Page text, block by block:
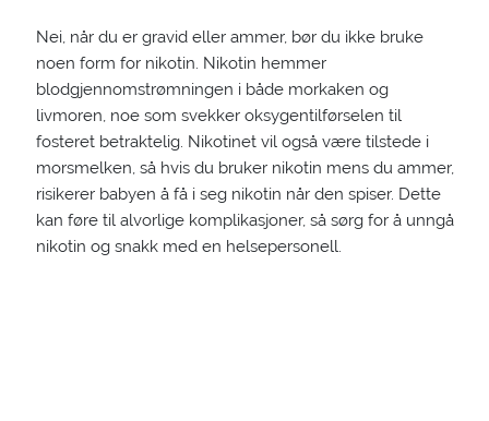
Nei, når du er gravid eller ammer, bør du ikke bruke
noen form for nikotin. Nikotin hemmer
blodgjennomstrømningen i både morkaken og
livmoren, noe som svekker oksygentilførselen til
fosteret betraktelig. Nikotinet vil også være tilstede i
morsmelken, så hvis du bruker nikotin mens du ammer,
risikerer babyen å få i seg nikotin når den spiser. Dette
kan føre til alvorlige komplikasjoner, så sørg for å unngå
nikotin og snakk med en helsepersonell.